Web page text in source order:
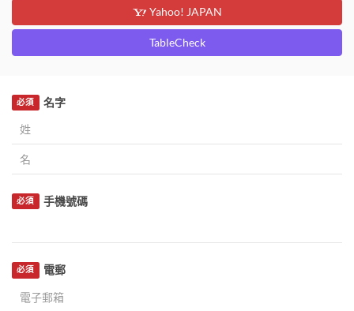
Yahoo! JAPAN
TableCheck
名字
必須
手機號碼
必須
電郵
必須